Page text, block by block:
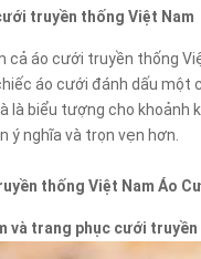
truyền thống Việt Nam
cả áo cưới truyền thống
áo cưới đánh dấu một
là biểu tượng cho khoảnh
ý nghĩa và trọn vẹn hơn.
thống Việt Nam Áo
và trang phục cưới